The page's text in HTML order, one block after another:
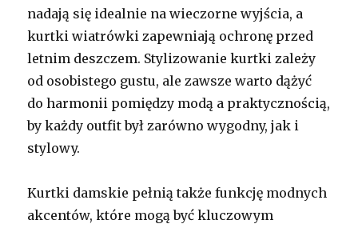
nadają się idealnie na wieczorne wyjścia, a
kurtki wiatrówki zapewniają ochronę przed
letnim deszczem. Stylizowanie kurtki zależy
od osobistego gustu, ale zawsze warto dążyć
do harmonii pomiędzy modą a praktycznością,
by każdy outfit był zarówno wygodny, jak i
stylowy.
Kurtki damskie pełnią także funkcję modnych
akcentów, które mogą być kluczowym